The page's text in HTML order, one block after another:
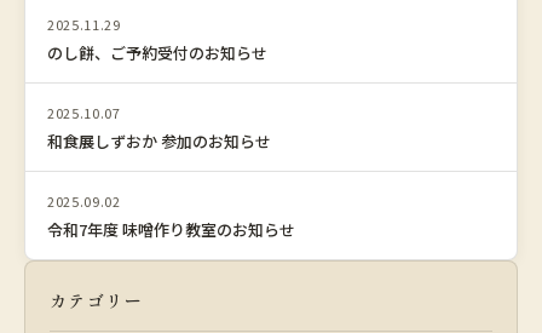
2025.11.29
のし餅、ご予約受付のお知らせ
2025.10.07
和食展しずおか 参加のお知らせ
2025.09.02
令和7年度 味噌作り教室のお知らせ
カテゴリー